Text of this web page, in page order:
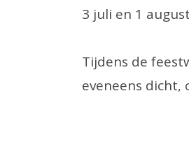
3 juli en 1
Tijdens de
eveneens dicht,